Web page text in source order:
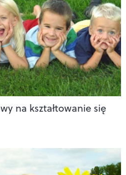
na kształtowanie się